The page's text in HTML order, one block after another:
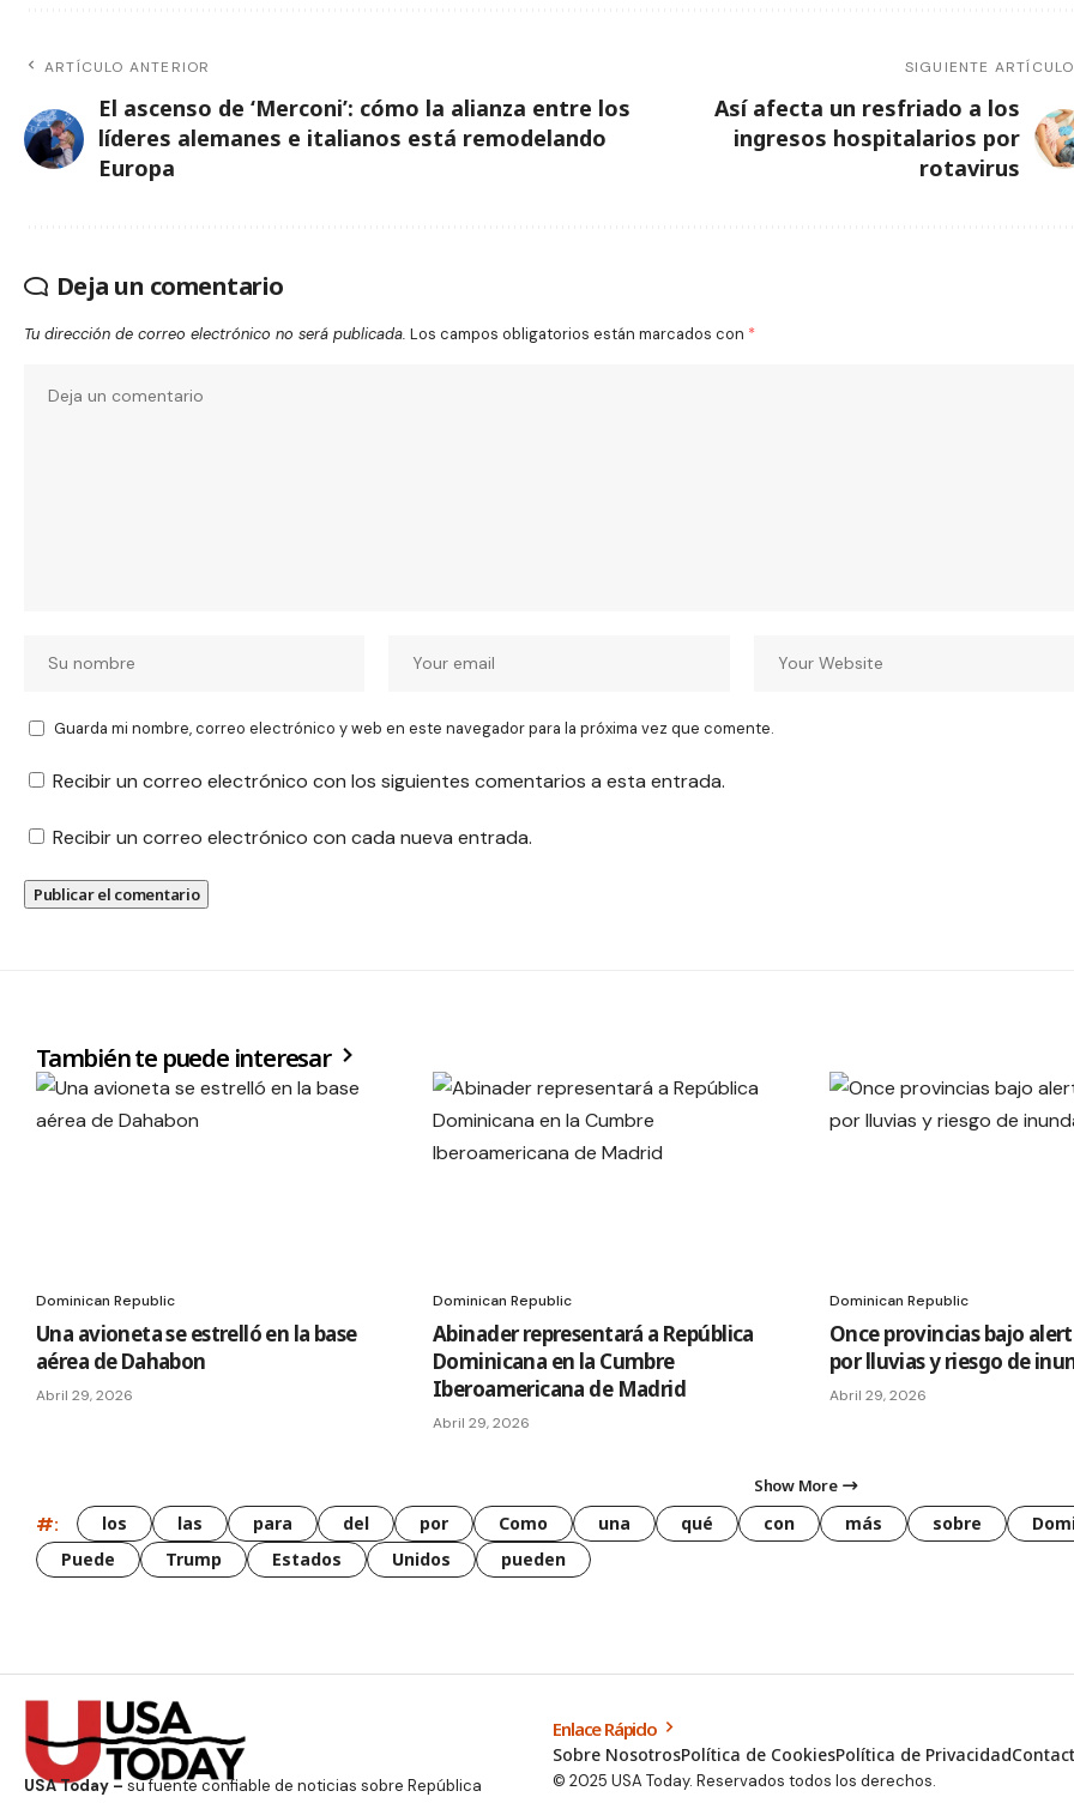
ARTÍCULO ANTERIOR
El ascenso de ‘Merconi’: cómo la alianza entre los
líderes alemanes e italianos está remodelando
Europa
SIGUIENTE ARTÍCULO
Así afecta un resfriado a los
ingresos hospitalarios por
rotavirus
Deja un comentario
Tu dirección de correo electrónico no será publicada. Los campos obligatorios están marcados con *
Guarda mi nombre, correo electrónico y web en este navegador para la próxima vez que comente.
Recibir un correo electrónico con los siguientes comentarios a esta entrada.
Recibir un correo electrónico con cada nueva entrada.
También te puede interesar
Dominican Republic
Una avioneta se estrelló en la base
aérea de Dahabon
Abril 29, 2026
Dominican Republic
Abinader representará a República
Dominicana en la Cumbre
Iberoamericana de Madrid
Abril 29, 2026
Dominican Republic
Once provincias bajo
por lluvias y riesgo de
Abril 29, 2026
Show More
#: los las para del por Como una qué con más sobre
Puede
Trump Estados Unidos pueden
USA Today – su fuente confiable de noticias sobre República
Enlace Rápido
Sobre NosotrosPolítica de CookiesPolítica de Privacidad
© 2025 USA Today. Reservados todos los derechos.